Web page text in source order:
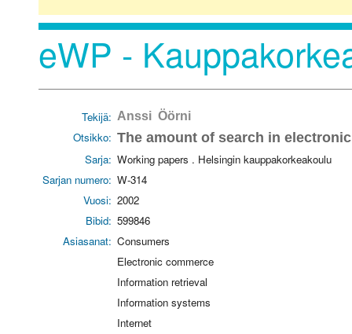
eWP -
Tekijä: Anssi Öörni
Otsikko: The amount of search in
Sarja: Working papers . Helsingin kauppakorkeakoulu
Sarjan numero: W-314
Vuosi: 2002
Bibid: 599846
Asiasanat: Consumers
Electronic commerce
Information retrieval
Information systems
Internet